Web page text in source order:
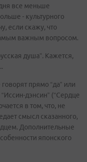
все меньше
- культурного
если скажу, что
важным вопросом.
душа”. Кажется,
прямо “да” или
“Иссин-дэнсин” (“Сердце
в том, что, не
смысл сказанного,
Дополнительные
японского